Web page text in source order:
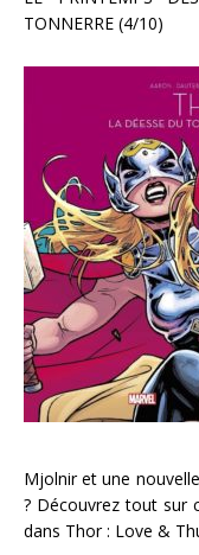
TONNERRE (4/10)
Mjolnir et une
? Découvrez tout sur
dans Thor : Love &